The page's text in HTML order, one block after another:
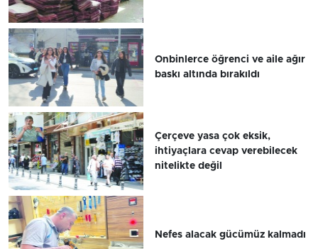
Onbinlerce öğrenci ve aile ağır
baskı altında bırakıldı
Çerçeve yasa çok eksik,
ihtiyaçlara cevap verebilecek
nitelikte değil
Nefes alacak gücümüz kalmadı